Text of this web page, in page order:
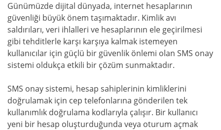
Günümüzde dijital dünyada, internet hesaplarının
güvenliği büyük önem taşımaktadır. Kimlik avı
saldırıları, veri ihlalleri ve hesaplarının ele geçirilmesi
gibi tehditlerle karşı karşıya kalmak istemeyen
kullanıcılar için güçlü bir güvenlik önlemi olan SMS onay
sistemi oldukça etkili bir çözüm sunmaktadır.
SMS onay sistemi, hesap sahiplerinin kimliklerini
doğrulamak için cep telefonlarına gönderilen tek
kullanımlık doğrulama kodlarıyla çalışır. Bir kullanıcı
yeni bir hesap oluşturduğunda veya oturum açmak